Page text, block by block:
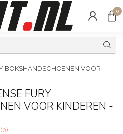
0
BOKSHANDSCHOENEN VOOR
FURY
VOOR KINDEREN -
(0)